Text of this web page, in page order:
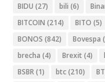
BIDU (27) bili (6)
BITCOIN (214) BITO (5)
BONOS (842) Bovespa
brecha (4) Brexit (4)
BSBR(1) btc(210)